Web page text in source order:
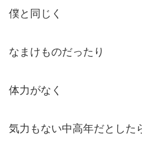
僕と同じく
なまけものだったり
体力がなく
気力もない中高年だとした